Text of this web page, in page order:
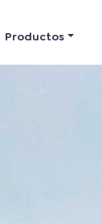
Productos